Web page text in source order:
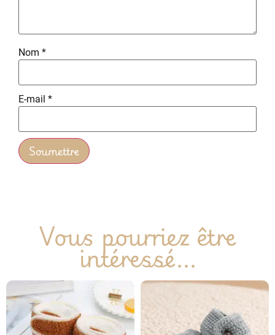
Nom *
E-mail *
Vous pourriez être
intéressé...